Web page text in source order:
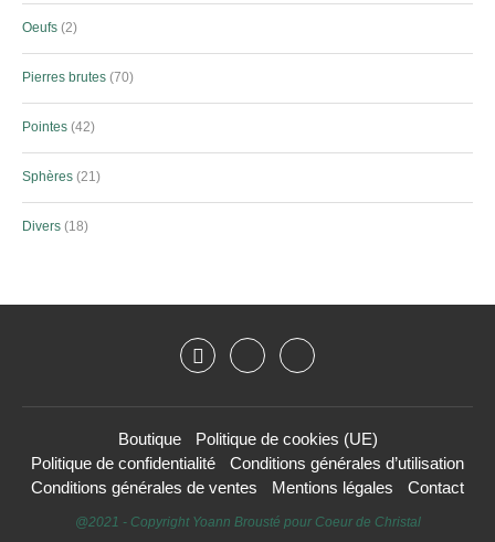
Oeufs 2
Pierres brutes 70
Pointes 42
Sphères 21
Divers 18
Boutique
Politique de cookies (UE)
Politique de confidentialité
Conditions générales d’utilisation
Conditions générales de ventes
Mentions légales Contact
@2021 - Copyright Yoann Brousté pour Coeur de Christal